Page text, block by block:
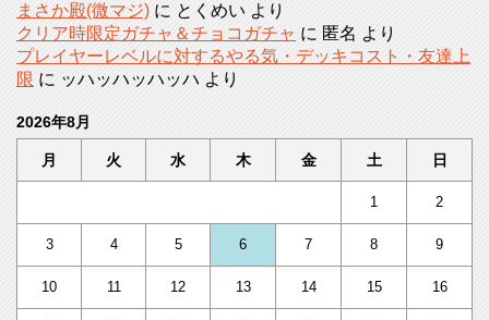
まさか殿(微マジ) に とくめい より
クリア時限定ガチャ＆チョコガチャ に 匿名 より
プレイヤーレベルに対するやる気・デッキコスト・友達上
限 に ッハッハッハッハ より
2026年8月
月 火 水 木 金 土 日
1 2
3 4 5 6 7 8 9
10 11 12 13 14 15 16